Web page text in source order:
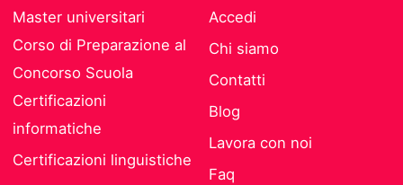
Master universitari
Corso di Preparazione al
Concorso Scuola
Certificazioni
informatiche
Certificazioni linguistiche
Accedi
Chi siamo
Contatti
Blog
Lavora con noi
Faq